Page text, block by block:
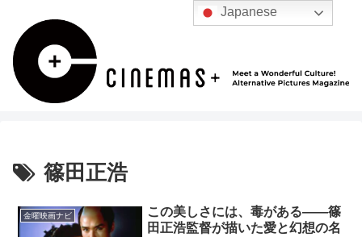
篠田正浩
金曜映画ナビ
この美しさには、毒がある――篠
田正浩監督が描いた愛と幻想の名
Japanese